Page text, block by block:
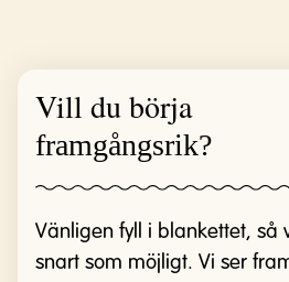
Vill du börja
framgångsrik?
Vänligen fyll i blankettet, så
snart som möjligt. Vi ser